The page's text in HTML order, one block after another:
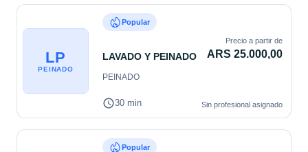
LP
PEINADO
Popular
LAVADO Y PEINADO
Precio a partir de
ARS 25.000,00
PEINADO
30 min Sin profesional asignado
Popular